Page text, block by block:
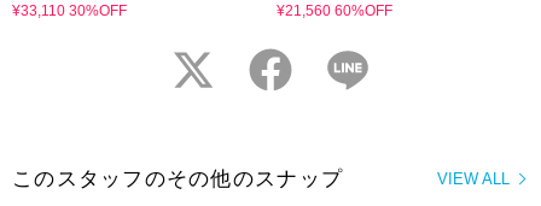
¥33,110 30%OFF
¥21,560 60%OFF
twitter facebook
VIEW ALL
このスタッフのその他のスナップ